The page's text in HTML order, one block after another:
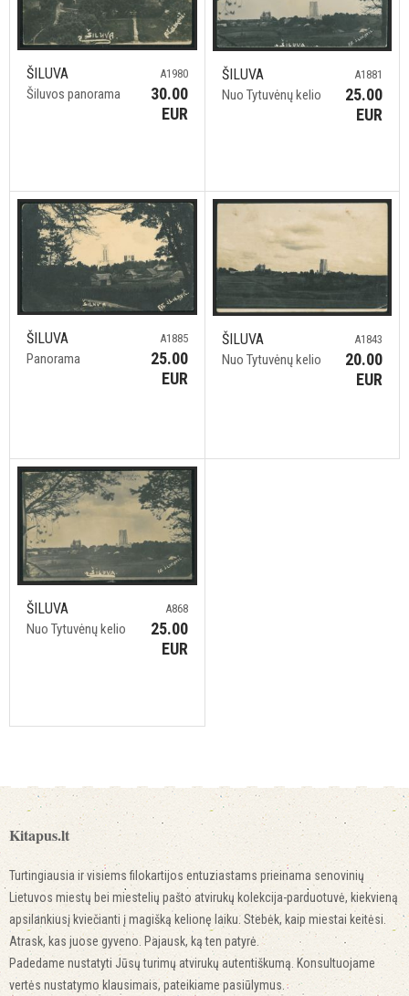
ŠILUVA
Šiluvos panorama
A1980
30.00
EUR
ŠILUVA
Nuo Tytuvėnų kelio
A1881
25.00
EUR
ŠILUVA
Panorama
A1885
25.00
EUR
ŠILUVA
Nuo Tytuvėnų kelio
A1843
20.00
EUR
ŠILUVA
Nuo Tytuvėnų kelio
A868
25.00
EUR
Kitapus.lt
Turtingiausia ir visiems filokartijos entuziastams prieinama senovinių
Lietuvos miestų bei miestelių pašto atvirukų kolekcija-parduotuvė, kiekvieną
apsilankiusį kviečianti į magišką kelionę laiku. Stebėk, kaip miestai keitėsi.
Atrask, kas juose gyveno. Pajausk, ką ten patyrė.
Padedame nustatyti Jūsų turimų atvirukų autentiškumą. Konsultuojame
vertės nustatymo klausimais, pateikiame pasiūlymus.